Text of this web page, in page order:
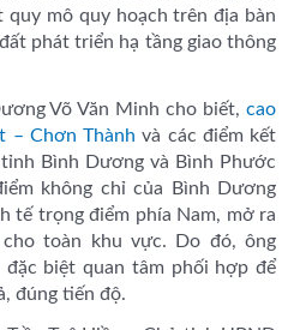
mô quy hoạch trên địa bàn
phát triển hạ tầng giao thông
Võ Văn Minh cho biết, cao
– Chơn Thành và các điểm kết
Bình Dương và Bình Phước
không chỉ của Bình Dương
tế trọng điểm phía Nam, mở ra
toàn khu vực. Do đó, ông
biệt quan tâm phối hợp để
đúng tiến độ.